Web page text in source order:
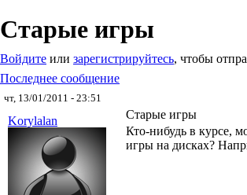
Старые игры
Войдите или зарегистрируйтесь, чтобы
Последнее сообщение
чт, 13/01/2011 - 23:51
Korylalan
Старые игры
Кто-нибудь в курсе,
игры на дисках?